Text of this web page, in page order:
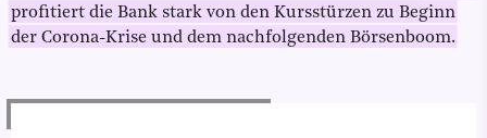
profitiert die Bank stark von den Kursstürzen zu Beginn
der Corona-Krise und dem nachfolgenden Börsenboom.